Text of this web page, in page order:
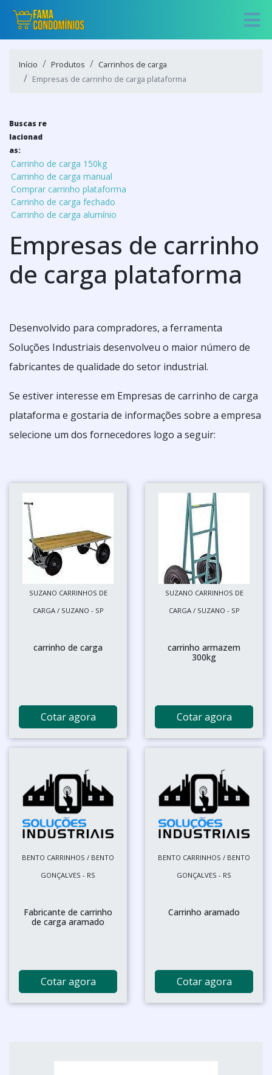
Início Produtos
Carrinhos de carga
Empresas de carrinho de carga plataforma
Buscas re
lacionad
as:
Carrinho de carga 150kg
Carrinho de carga manual
Comprar carrinho plataforma
Carrinho de carga fechado
Carrinho de carga alumínio
Empresas de carrinho
de carga plataforma
Desenvolvido para compradores, a ferramenta
Soluções Industriais desenvolveu o maior número de
fabricantes de qualidade do setor industrial.
Se estiver interesse em Empresas de carrinho de carga
plataforma e gostaria de informações sobre a empresa
selecione um dos fornecedores logo a seguir:
SUZANO CARRINHOS DE
CARGA / SUZANO - SP
carrinho de carga
Cotar agora
SUZANO CARRINHOS DE
CARGA / SUZANO - SP
carrinho armazem
300kg
Cotar agora
BENTO CARRINHOS / BENTO
GONÇALVES - RS
Fabricante de carrinho
de carga aramado
Cotar agora
BENTO CARRINHOS / BENTO
GONÇALVES - RS
Carrinho aramado
Cotar agora